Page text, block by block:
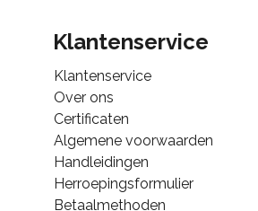
Klantenservice
Klantenservice
Over ons
Certificaten
Algemene voorwaarden
Handleidingen
Herroepingsformulier
Betaalmethoden